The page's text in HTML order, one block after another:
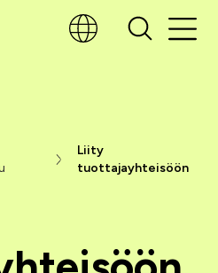
Liity
tuottajayhteisöön